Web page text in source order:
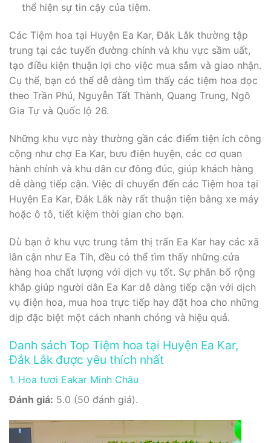
thể hiện sự tin cậy của tiệm.
Các Tiệm hoa tại Huyện Ea Kar, Đắk Lắk thường tập
trung tại các tuyến đường chính và khu vực sầm uất,
tạo điều kiện thuận lợi cho việc mua sắm và giao nhận.
Cụ thể, bạn có thể dễ dàng tìm thấy các tiệm hoa dọc
theo Trần Phú, Nguyễn Tất Thành, Quang Trung, Ngô
Gia Tự và Quốc lộ 26.
Những khu vực này thường gần các điểm tiện ích công
cộng như chợ Ea Kar, bưu điện huyện, các cơ quan
hành chính và khu dân cư đông đúc, giúp khách hàng
dễ dàng tiếp cận. Việc di chuyển đến các Tiệm hoa tại
Huyện Ea Kar, Đắk Lắk này rất thuận tiện bằng xe máy
hoặc ô tô, tiết kiệm thời gian cho bạn.
Dù bạn ở khu vực trung tâm thị trấn Ea Kar hay các xã
lân cận như Ea Tih, đều có thể tìm thấy những cửa
hàng hoa chất lượng với dịch vụ tốt. Sự phân bố rộng
khắp giúp người dân Ea Kar dễ dàng tiếp cận với dịch
vụ điện hoa, mua hoa trực tiếp hay đặt hoa cho những
dịp đặc biệt một cách nhanh chóng và hiệu quả.
Danh sách Top Tiệm hoa tại Huyện Ea Kar,
Đắk Lắk được yêu thích nhất
1. Hoa tươi Eakar Minh Châu
Đánh giá: 5.0 (50 đánh giá).